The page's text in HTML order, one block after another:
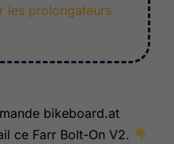
les prolongateurs
bikeboard.at
ce Farr Bolt-On V2.